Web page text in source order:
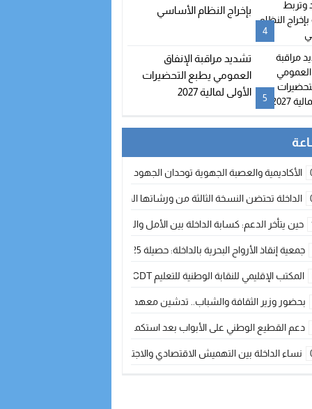
4
بإخراج النظام الأساسي
5
تشديد مراقبة الإنفاق
العمومي يطبع التحضيرات
الأولى لمالية 2027
الأكاديمية والعصبة الجهوية توحدان الجهود لتطوير الممارسة الكروية بجهة
الداخلة تحتضن النسخة الثالثة من ورشاتها الدولية: تكوين متخصص في التراث
حين يتأخر الدعم: كسابة الداخلة بين الأمل والقلق ؟
جمعية إنقاذ الأرواح البحرية بالداخلة: حصيلة 2025 بين مهام الإنقاذ ومشروع “دار البحار”
المكتب الإقليمي للنقابة الوطنية للتعليم CDT يجتمع مع المدير الإقليمي لمناقشة ملفات جوهرية لنساء ورجال التعليم
بحضور وزير الثقافة والشباب.. تدشين معهد الموسيقى والفنون الكوريغرافية بالداخلة
دعم القطيع الوطني على الأبواب بعد استكمال الترقيم… الفلاحة المغربية
نساء الداخلة بين التهميش الاقتصادي والاجتماعي… في المؤسسات الإنتاجية